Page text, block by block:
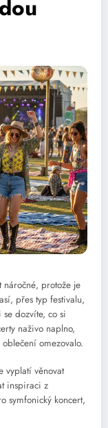
náročné, protože je
přes typ festivalu,
dozvíte, co si
naživo naplno,
omezovalo.
vyplatí věnovat
inspiraci z
symfonický koncert,